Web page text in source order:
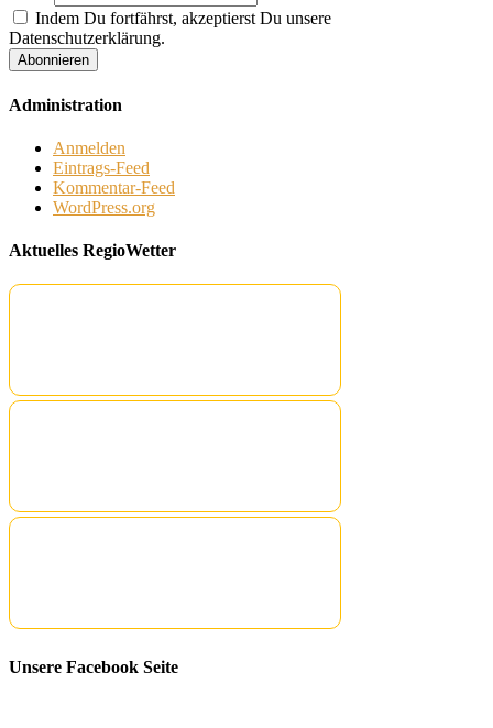
Indem Du fortfährst, akzeptierst Du unsere
Datenschutzerklärung.
Administration
Anmelden
Eintrags-Feed
Kommentar-Feed
WordPress.org
Aktuelles RegioWetter
Unsere Facebook Seite